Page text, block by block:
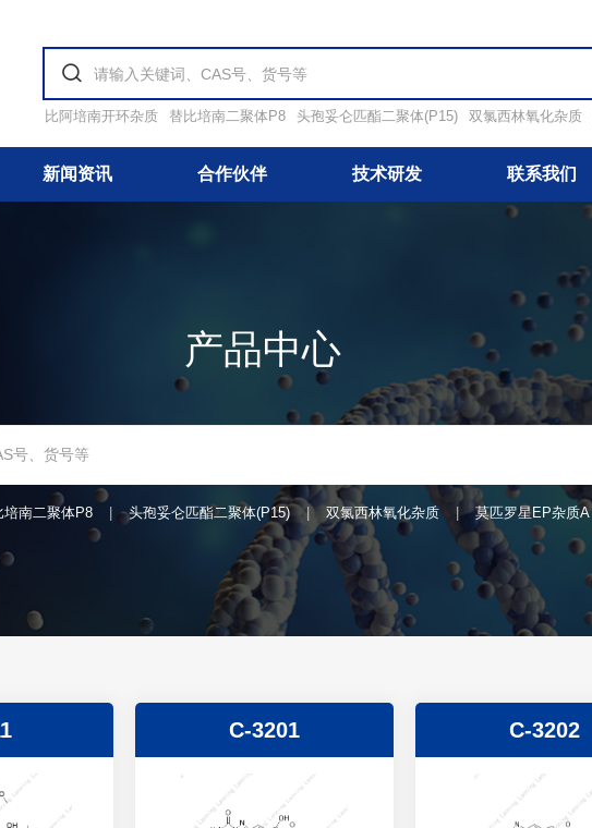
比阿培南开环杂质 替比培南二聚体P8 头孢妥仑匹酯二聚体(P15) 双氯西林氧化杂质
新闻资讯 合作伙伴 技术研发 联系我们
产品中心
培南二聚体P8 头孢妥仑匹酯二聚体(P15) 双氯西林氧化杂质 莫匹罗星EP杂质A
C-3201 C-3202